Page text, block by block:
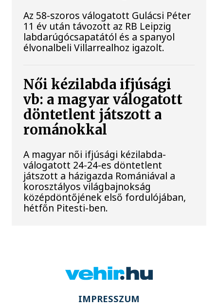
Az 58-szoros válogatott Gulácsi Péter
11 év után távozott az RB Leipzig
labdarúgócsapatától és a spanyol
élvonalbeli Villarrealhoz igazolt.
Női kézilabda ifjúsági
vb: a magyar válogatott
döntetlent játszott a
románokkal
A magyar női ifjúsági kézilabda-
válogatott 24-24-es döntetlent
játszott a házigazda Romániával a
korosztályos világbajnokság
középdöntőjének első fordulójában,
hétfőn Pitesti-ben.
IMPRESSZUM